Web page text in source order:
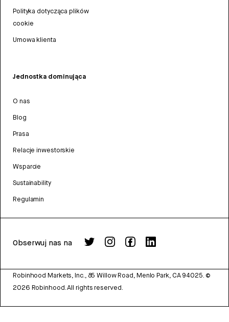
Polityka dotycząca plików
cookie
Umowa klienta
Jednostka dominująca
O nas
Blog
Prasa
Relacje inwestorskie
Wsparcie
Sustainability
Regulamin
Obserwuj nas na
Robinhood Markets, Inc., 85 Willow Road, Menlo Park, CA 94025. ©
2026 Robinhood. All rights reserved.